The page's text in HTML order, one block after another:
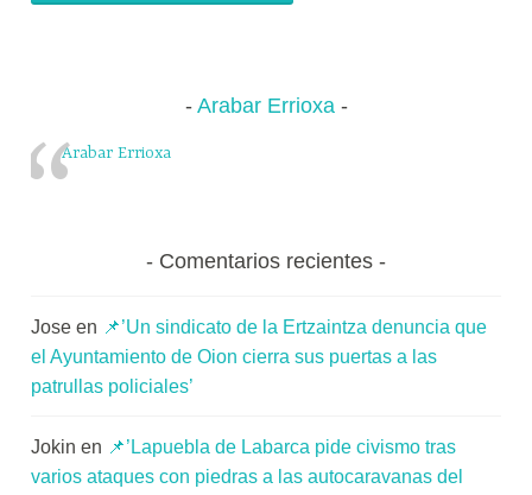
Arabar Errioxa
Arabar Errioxa
Comentarios recientes
Jose en 📌’Un sindicato de la Ertzaintza denuncia que
el Ayuntamiento de Oion cierra sus puertas a las
patrullas policiales’
Jokin en 📌’Lapuebla de Labarca pide civismo tras
varios ataques con piedras a las autocaravanas del